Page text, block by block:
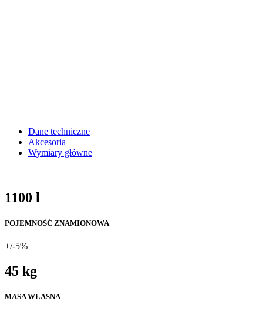
Dane techniczne
Akcesoria
Wymiary główne
1100 l
POJEMNOŚĆ ZNAMIONOWA
+/-5%
45 kg
MASA WŁASNA